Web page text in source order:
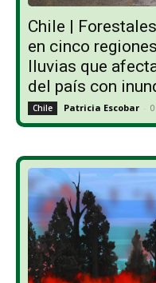
Chile |
en cinco
lluvias que
del país con
Chile Patricia Escobar -